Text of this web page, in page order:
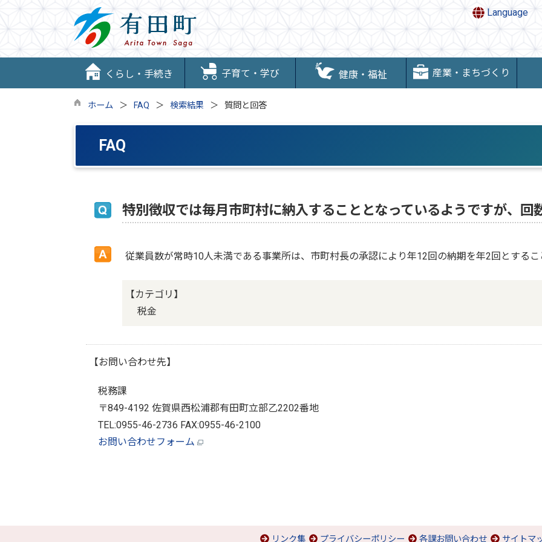
Language
くらし・手続き 子育て・学び 健康・福祉 産業・まちづくり
ホーム FAQ 検索結果 質問と回答
FAQ
特別徴収では毎月市町村に納入することとなっているようですが、回
従業員数が常時10人未満である事業所は、市町村長の承認により年12回の納期を年2回とするこ
【カテゴリ】
税金
【お問い合わせ先】
税務課
〒849-4192 佐賀県西松浦郡有田町立部乙2202番地
TEL:0955-46-2736 FAX:0955-46-2100
お問い合わせフォーム
リンク集 プライバシーポリシー 各課お問い合わせ サイトマ